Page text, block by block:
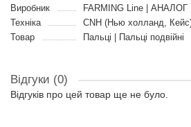
Виробник
FARMING Line | АНАЛОГ
Техніка
CNH (Нью холланд,
Товар
Пальці | Пальці подвійні
Відгуки (0)
Відгуків про цей товар ще не було.